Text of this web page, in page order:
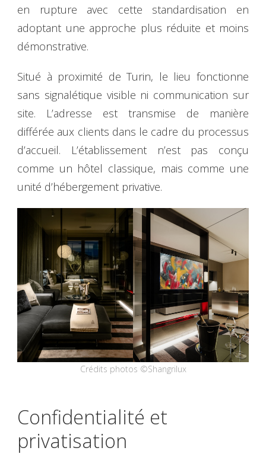
en rupture avec cette standardisation en
adoptant une approche plus réduite et moins
démonstrative.
Situé à proximité de Turin, le lieu fonctionne
sans signalétique visible ni communication sur
site. L’adresse est transmise de manière
différée aux clients dans le cadre du processus
d’accueil. L’établissement n’est pas conçu
comme un hôtel classique, mais comme une
unité d’hébergement privative.
Crédits photos ©Shangrilux
Confidentialité et
privatisation